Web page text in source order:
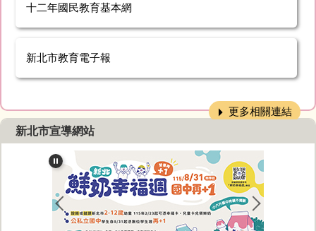
十二年國民教育基本網
新北市教育電子報
更多相關連結
新北市宣導網站